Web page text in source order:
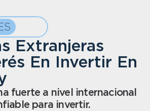
Extranjeras
En Invertir En
fuerte a nivel internacional
para invertir.